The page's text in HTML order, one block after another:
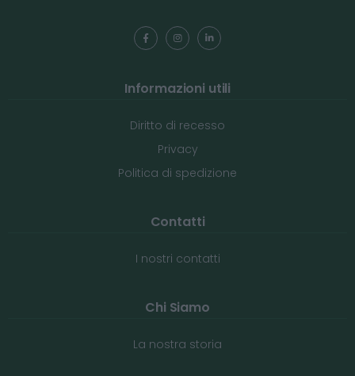
Informazioni utili
Diritto di recesso
Privacy
Politica di spedizione
Contatti
I nostri contatti
Chi Siamo
La nostra storia